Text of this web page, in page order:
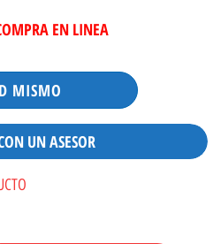
EN LINEA
MISMO
UN ASESOR